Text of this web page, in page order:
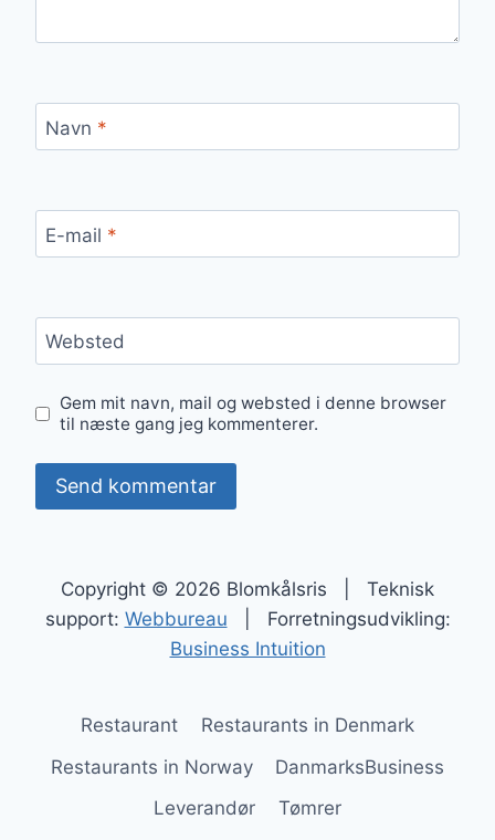
Navn *
E-mail *
Websted
Gem mit navn, mail og websted i denne browser
til næste gang jeg kommenterer.
Copyright © 2026 Blomkålsris | Teknisk
support: Webbureau | Forretningsudvikling:
Business Intuition
Restaurant
Restaurants in Denmark
Restaurants in Norway
DanmarksBusiness
Leverandør
Tømrer